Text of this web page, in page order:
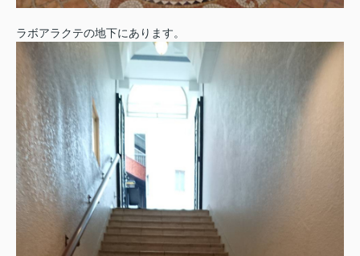
ラボアラクテの地下にあります。